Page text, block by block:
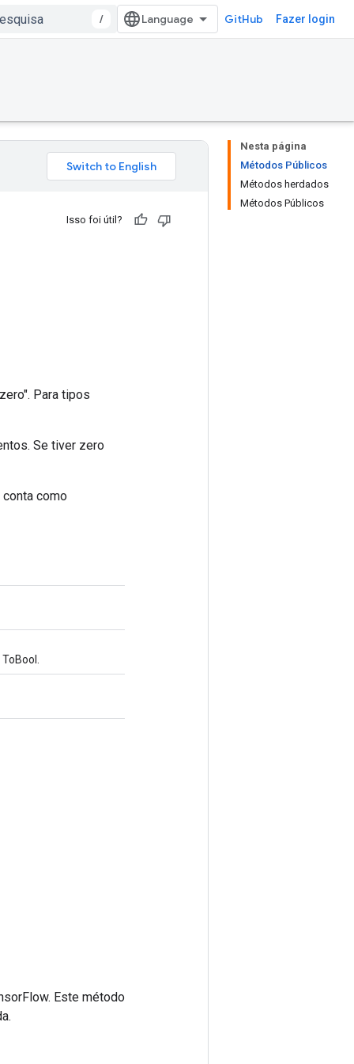
/ GitHub Fazer login
Nesta página
Métodos Públicos
Métodos herdados
Métodos Públicos
Isso foi útil?
Para tipos
Se tiver zero
como
Este método